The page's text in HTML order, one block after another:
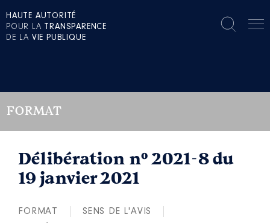
HAUTE AUTORITÉ
POUR LA TRANSPARENCE
DE LA VIE PUBLIQUE
FORMAT
Délibération n° 2021-8 du
19 janvier 2021
FORMAT
SENS DE L'AVIS